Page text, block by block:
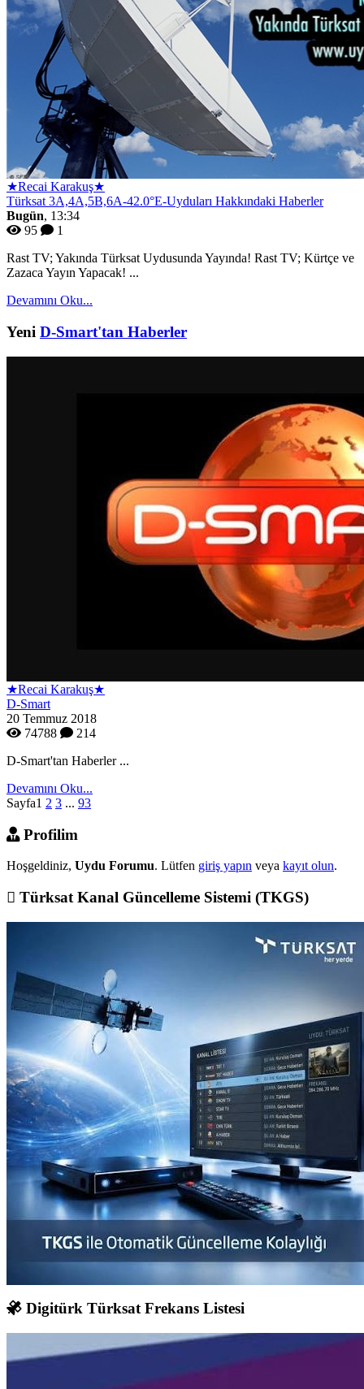
★Recai Karakuş★
Türksat 3A,4A,5B,6A-42.0°E-Uyduları Hakkındaki Haberler
Bugün, 13:34
95
1
Rast TV; Yakında Türksat Uydusunda Yayında! Rast TV; Kürtçe ve
Zazaca Yayın Yapacak! ...
Devamını Oku...
Yeni D-Smart'tan Haberler
★Recai Karakuş★
D-Smart
20 Temmuz 2018
74788
214
D-Smart'tan Haberler ...
Devamını Oku...
Sayfa1 2 3 ... 93
Profilim
Hoşgeldiniz, Uydu Forumu. Lütfen giriş yapın veya kayıt olun.
Türksat Kanal Güncelleme Sistemi (TKGS)
Digitürk Türksat Frekans Listesi